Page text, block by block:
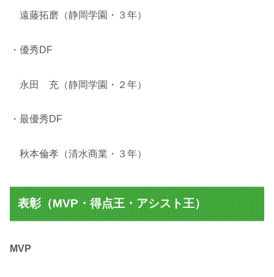
遠藤拓磨（静岡学園・３年）
・優秀DF
永田 充（静岡学園・２年）
・最優秀DF
秋本倫孝（清水商業・３年）
表彰（MVP・得点王・アシスト王）
MVP